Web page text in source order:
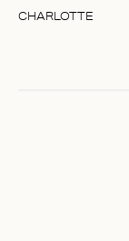
CHARLOTTE